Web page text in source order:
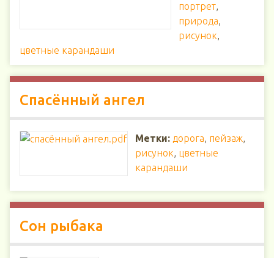
портрет,
природа,
рисунок,
цветные карандаши
Спасённый ангел
Метки: дорога, пейзаж,
рисунок, цветные
карандаши
Сон рыбака